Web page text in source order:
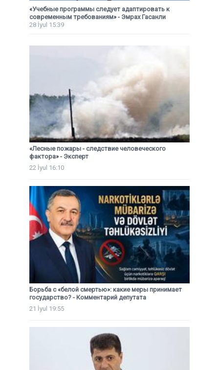
«Учебные программы следует адаптировать к
современным требованиям» - Эмрах Гасанли
28 İyul 15:39
«Лесные пожары - следствие человеческого
фактора» - Эксперт
22 İyul 16:10
Борьба с «белой смертью»: какие меры принимает
государство? - Комментарий депутата
21 İyul 19:55